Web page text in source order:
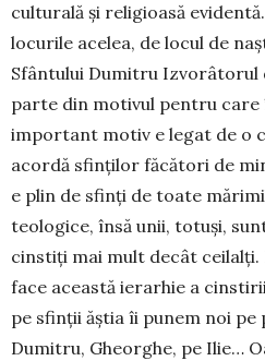
culturală și religioasă
locurile acelea, de locul de
Sfântului Dumitru Izvorâtorul
parte din motivul pentru care
important motiv e legat de o
acordă sfinților făcători de
e plin de sfinți de toate
teologice, însă unii, totuși,
cinstiți mai mult decât ceilalți.
face această ierarhie a
pe sfinții ăștia îi punem noi pe
Dumitru, Gheorghe, pe Ilie…